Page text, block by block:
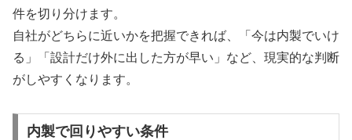
件を切り分けます。
自社がどちらに近いかを把握できれば、「今は内製でいけ
る」「設計だけ外に出した方が早い」など、現実的な判断
がしやすくなります。
内製で回りやすい条件